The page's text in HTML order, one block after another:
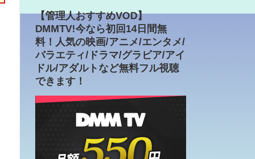
【管理人おすすめVOD】
DMMTV!今なら初回14日間無
料！人気の映画/アニメ/エンタメ/
バラエティ/ドラマ/グラビア/アイ
ドル/アダルトなど無料フル視聴
できます！